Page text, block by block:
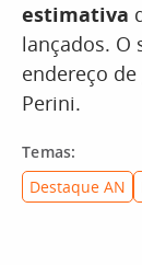
estimativa
lançados. O
endereço
Perini.
Temas:
Destaque AN